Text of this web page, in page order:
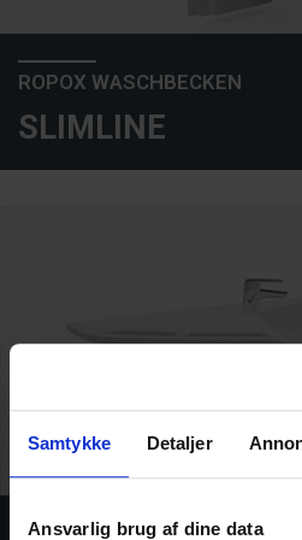
Samtykke Detaljer
Ansvarlig brug af dine data
ROPOX WASCHBECKEN
SLIMLINE